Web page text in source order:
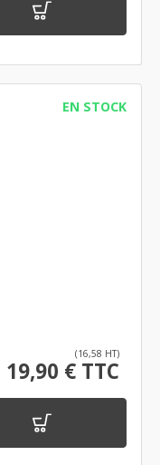
EN STOCK
(16,58 HT)
19,90 € TTC